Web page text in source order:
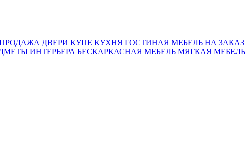
ДВЕРИ КУПЕ КУХНЯ ГОСТИНАЯ МЕБЕЛЬ НА ЗАКАЗ
ИНТЕРЬЕРА БЕСКАРКАСНАЯ МЕБЕЛЬ МЯГКАЯ МЕБЕЛЬ